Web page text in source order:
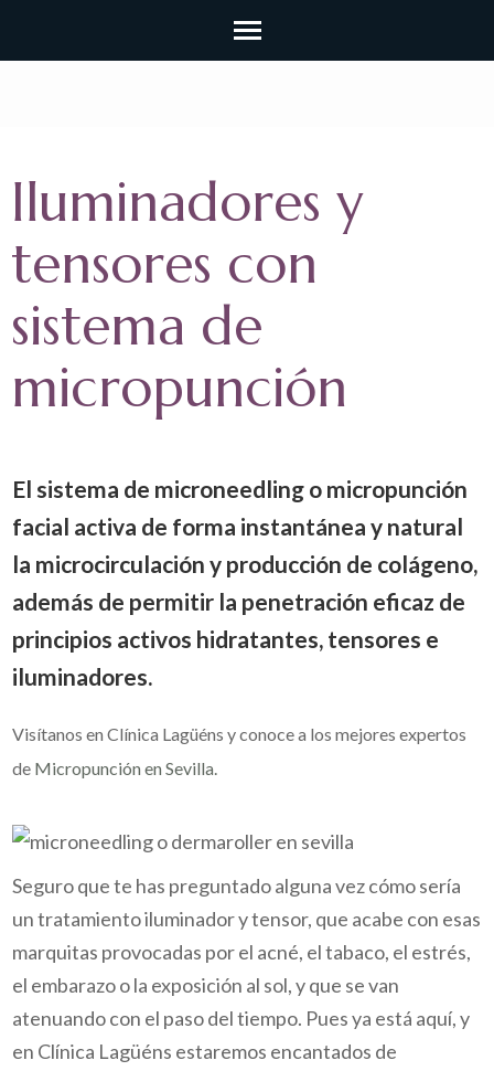
Iluminadores y
tensores con
sistema de
micropunción
El sistema de microneedling o micropunción
facial activa de forma instantánea y natural
la microcirculación y producción de colágeno,
además de permitir la penetración eficaz de
principios activos hidratantes, tensores e
iluminadores.
Visítanos en Clínica Lagüéns y conoce a los mejores expertos
de Micropunción en Sevilla.
Seguro que te has preguntado alguna vez cómo sería
un tratamiento iluminador y tensor, que acabe con esas
marquitas provocadas por el acné, el tabaco, el estrés,
el embarazo o la exposición al sol, y que se van
atenuando con el paso del tiempo. Pues ya está aquí, y
en Clínica Lagüéns estaremos encantados de